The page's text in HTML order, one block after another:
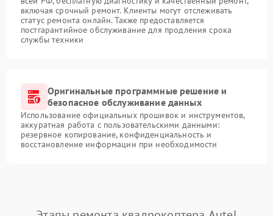
включая срочный ремонт. Клиенты могут отслеживать
статус ремонта онлайн. Также предоставляется
постгарантийное обслуживание для продления срока
службы техники
Оригинальные программные решение и
безопасное обслуживание данных
Использование официальных прошивок и инструментов,
аккуратная работа с пользовательскими данными:
резервное копирование, конфиденциальность и
восстановление информации при необходимости